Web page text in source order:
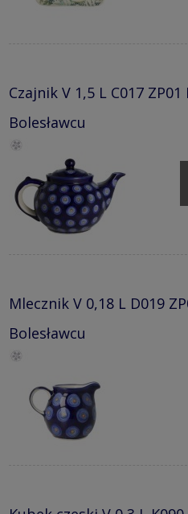
Czajnik V 1,5 L C017
Bolesławcu
Mlecznik V 0,18 L D019
Bolesławcu